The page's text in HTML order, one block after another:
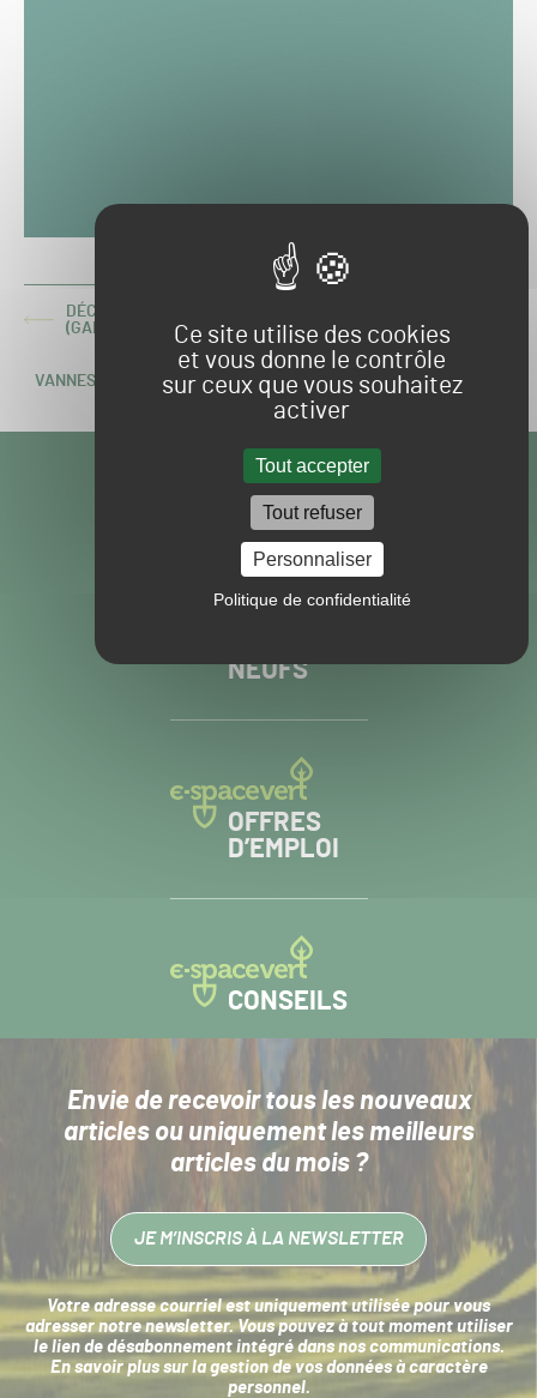
Ce site utilise des cookies
et vous donne le contrôle
sur ceux que vous souhaitez
activer
Tout accepter
Tout refuser
Personnaliser
Politique de confidentialité
ARTICLE
DÉCONNEXION IMPOSSIBLE ? LA PASSION A SES RAISONS…
(GAËTAN LITS, GOLF DU BOIS D'ARLON)
ARTICLE
VANNES : LES DÉCHETS DE TONTE PRODUISENT DU GAZ
VISITEZ NOS
AUTRES SITES
NEUFS
OFFRES
D’EMPLOI
CONSEILS
Envie de recevoir tous les nouveaux
articlesou uniquement les meilleurs
articles du mois ?
JE M’INSCRIS À LA NEWSLETTER
Votre adresse courriel est uniquement utilisée pour vous
adresser notre newsletter. Vous pouvez à tout moment utiliser
le lien de désabonnement intégré dans nos communications.
En savoir plus sur la gestion de vos données à caractère
personnel.